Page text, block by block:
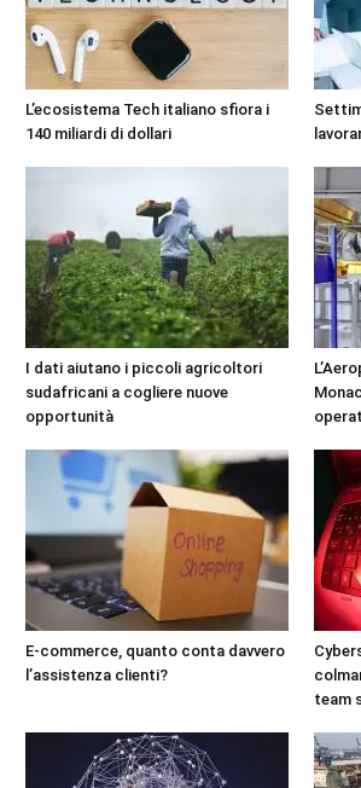
L’ecosistema Tech italiano sfiora i
140 miliardi di dollari
I dati aiutano i piccoli agricoltori
sudafricani a cogliere nuove
opportunità
E-commerce, quanto conta davvero
l’assistenza clienti?
team